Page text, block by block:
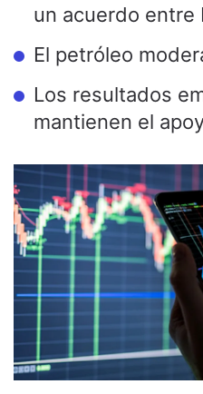
un acuerdo entre
El petróleo
Los resultados
mantienen el